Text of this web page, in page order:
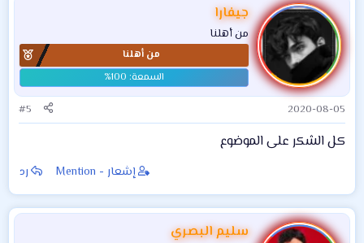
جيفارا
من أهلنا
من أهلنا
2020-08-05
#5
كل الشكر على الموضوع
إشعار - Mention رد
سليم البصري